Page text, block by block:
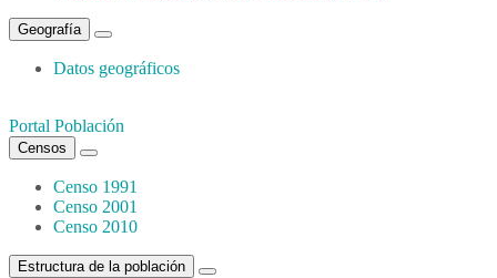
Geografía
Datos geográficos
Portal Población
Censos
Censo 1991
Censo 2001
Censo 2010
Estructura de la población